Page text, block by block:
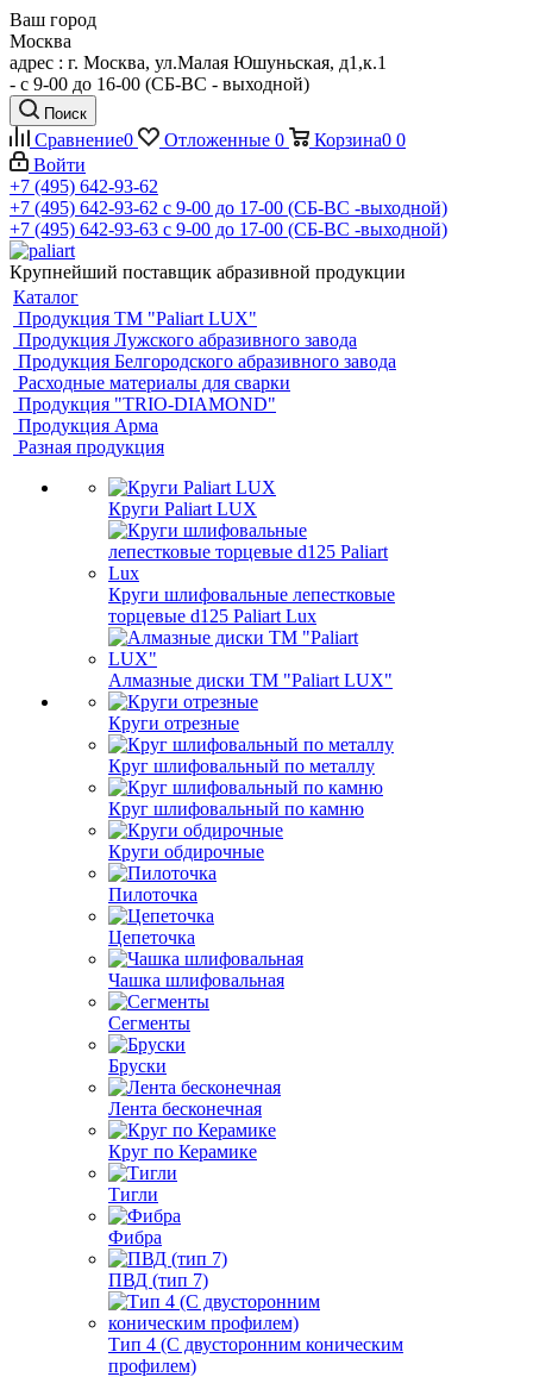
Ваш город
Москва
адрес : г. Москва, ул.Малая Юшуньская, д1,к.1
- c 9-00 до 16-00 (СБ-ВС - выходной)
Поиск
Сравнение0 Отложенные 0 Корзина0 0
Войти
+7 (495) 642-93-62
+7 (495) 642-93-62 c 9-00 до 17-00 (СБ-ВС -выходной)
+7 (495) 642-93-63 c 9-00 до 17-00 (СБ-ВС -выходной)
Крупнейший поставщик абразивной продукции
Каталог
Продукция ТМ "Paliart LUX"
Продукция Лужского абразивного завода
Продукция Белгородского абразивного завода
Расходные материалы для сварки
Продукция "TRIO-DIAMOND"
Продукция Арма
Разная продукция
Круги Paliart LUX
Круги шлифовальные лепестковые
торцевые d125 Paliart Lux
Алмазные диски ТМ "Paliart LUX"
Круги отрезные
Круг шлифовальный по металлу
Круг шлифовальный по камню
Круги обдирочные
Пилоточка
Цепеточка
Чашка шлифовальная
Сегменты
Бруски
Лента бесконечная
Круг по Керамике
Тигли
Фибра
ПВД (тип 7)
Тип 4 (С двусторонним коническим
профилем)